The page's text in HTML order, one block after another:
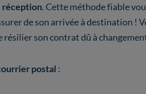
réception. Cette méthode fiable
de son arrivée à destination !
résilier son contrat dû à changement
postal :